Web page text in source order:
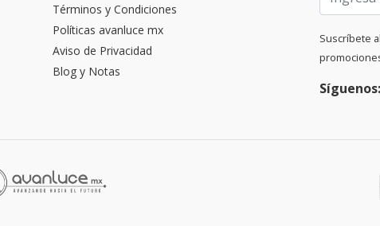
Términos y Condiciones
Políticas avanluce mx
Aviso de Privacidad
Blog y Notas
Suscríbete
Síguenos: